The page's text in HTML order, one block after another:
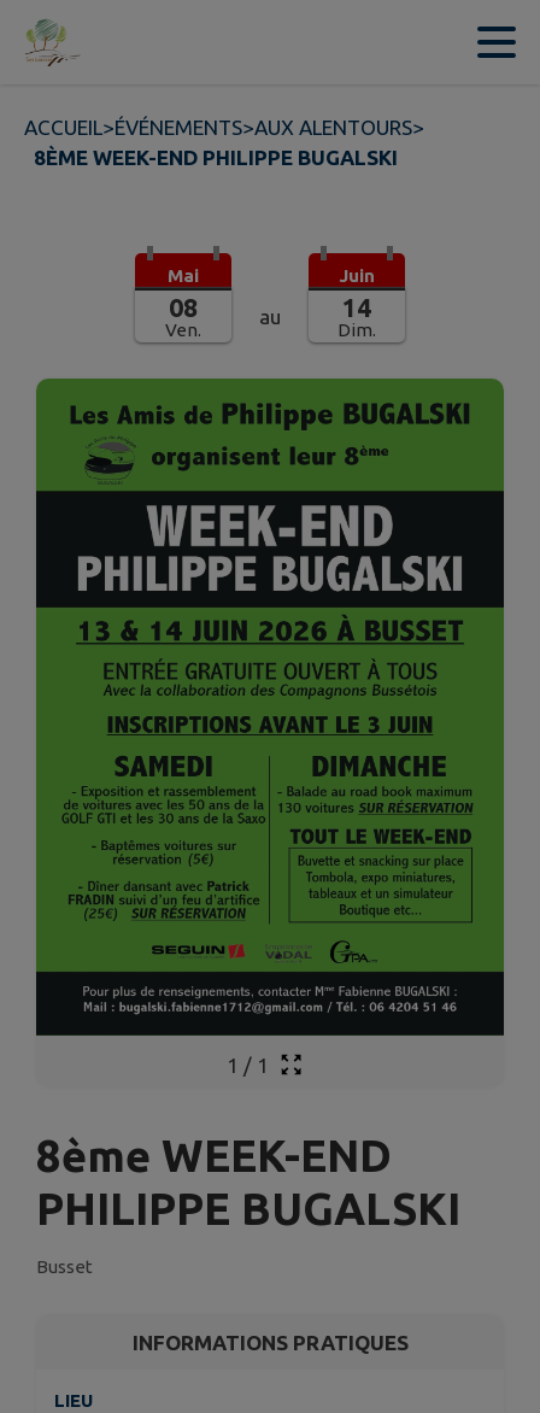
Contenu
ACCUEIL>ÉVÉNEMENTS>AUX ALENTOURS>
8ÈME WEEK-END PHILIPPE BUGALSKI
Mai
08
Ven.
au
Juin
14
Dim.
1 / 1
8ème WEEK-END
PHILIPPE BUGALSKI
Busset
INFORMATIONS PRATIQUES
LIEU